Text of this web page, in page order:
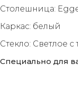
Столешница:
Каркас: белый
Стекло: Светлое с
Специально для